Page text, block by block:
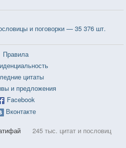
и поговорки — 35 376 шт.
Правила
цитаты
и предложения
Facebook
Вконтакте
245 тыс. цитат и пословиц